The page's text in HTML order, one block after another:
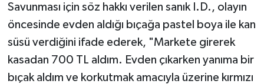
Savunması için söz hakkı verilen sanık I.D., olayın
öncesinde evden aldığı bıçağa pastel boya ile kan
süsü verdiğini ifade ederek, "Markete girerek
kasadan 700 TL aldım. Evden çıkarken yanıma bir
bıçak aldım ve korkutmak amacıyla üzerine kırmızı